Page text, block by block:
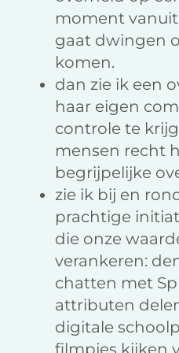
moment
gaat dwingen
komen.
dan zie ik een
haar eigen
controle te
mensen recht
begrijpelijke
zie ik bij en
prachtige
die onze
verankeren:
chatten met
attributen
digitale